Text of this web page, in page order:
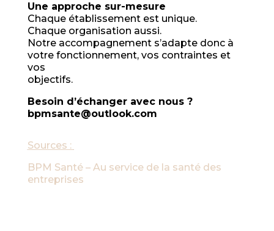
Une approche sur-mesure
Chaque établissement est unique.
Chaque organisation aussi.
Notre accompagnement s’adapte donc à
votre fonctionnement, vos contraintes et
vos
objectifs.
Besoin d’échanger avec nous ?
bpmsante@outlook.com
Sources :
BPM Santé – Au service de la santé des
entreprises